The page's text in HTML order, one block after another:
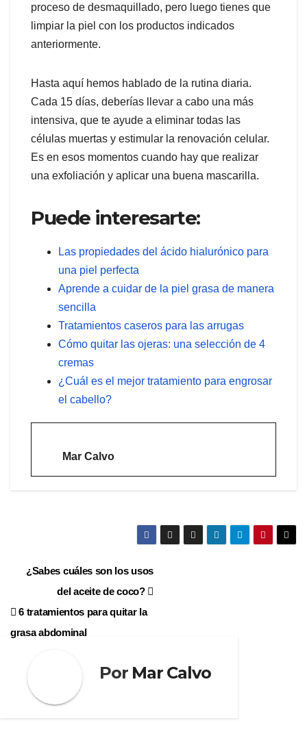
proceso de desmaquillado, pero luego tienes que
limpiar la piel con los productos indicados
anteriormente.
Hasta aquí hemos hablado de la rutina diaria.
Cada 15 días, deberías llevar a cabo una más
intensiva, que te ayude a eliminar todas las
células muertas y estimular la renovación celular.
Es en esos momentos cuando hay que realizar
una exfoliación y aplicar una buena mascarilla.
Puede interesarte:
Las propiedades del ácido hialurónico para
una piel perfecta
Aprende a cuidar de la piel grasa de manera
sencilla
Tratamientos caseros para las arrugas
Cómo quitar las ojeras: una selección de 4
cremas
¿Cuál es el mejor tratamiento para engrosar
el cabello?
Mar Calvo
Navegación
de
entradas
¿Sabes cuáles son los usos
del aceite de coco?
6 tratamientos para quitar la
grasa abdominal
Por Mar Calvo